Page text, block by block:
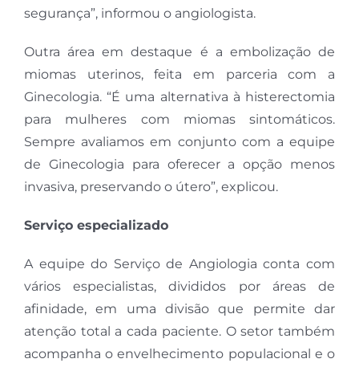
segurança”, informou o angiologista.
Outra área em destaque é a embolização de
miomas uterinos, feita em parceria com a
Ginecologia. “É uma alternativa à histerectomia
para mulheres com miomas sintomáticos.
Sempre avaliamos em conjunto com a equipe
de Ginecologia para oferecer a opção menos
invasiva, preservando o útero”, explicou.
Serviço especializado
A equipe do Serviço de Angiologia conta com
vários especialistas, divididos por áreas de
afinidade, em uma divisão que permite dar
atenção total a cada paciente. O setor também
acompanha o envelhecimento populacional e o